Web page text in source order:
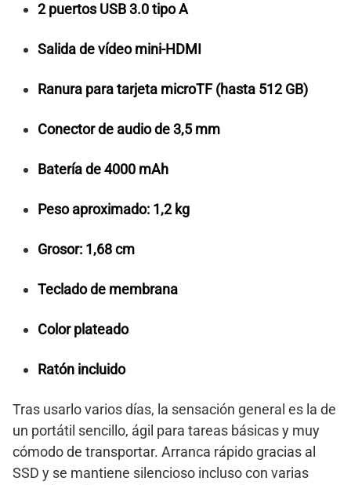
2 puertos USB 3.0 tipo A
Salida de vídeo mini-HDMI
Ranura para tarjeta microTF (hasta 512 GB)
Conector de audio de 3,5 mm
Batería de 4000 mAh
Peso aproximado: 1,2 kg
Grosor: 1,68 cm
Teclado de membrana
Color plateado
Ratón incluido
Tras usarlo varios días, la sensación general es la de
un portátil sencillo, ágil para tareas básicas y muy
cómodo de transportar. Arranca rápido gracias al
SSD y se mantiene silencioso incluso con varias